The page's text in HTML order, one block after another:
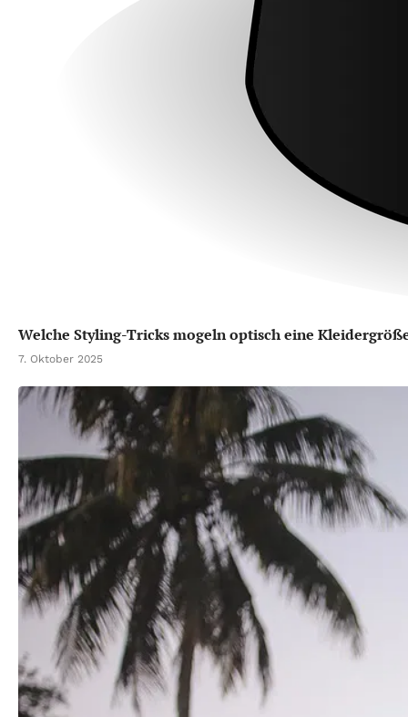
Welche Styling-Tricks mogeln optisch eine
7. Oktober 2025